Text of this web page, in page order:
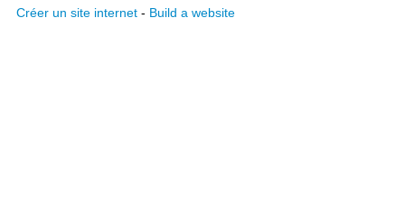
Créer un site internet - Build a website